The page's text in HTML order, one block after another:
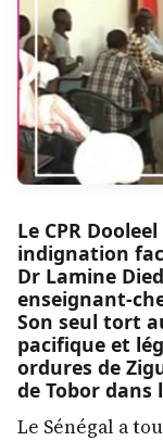
Le CPR
indignation
Dr Lamine
enseignant-
Son seul tort
pacifique et
ordures de
de Tobor dans
Le Sénégal a